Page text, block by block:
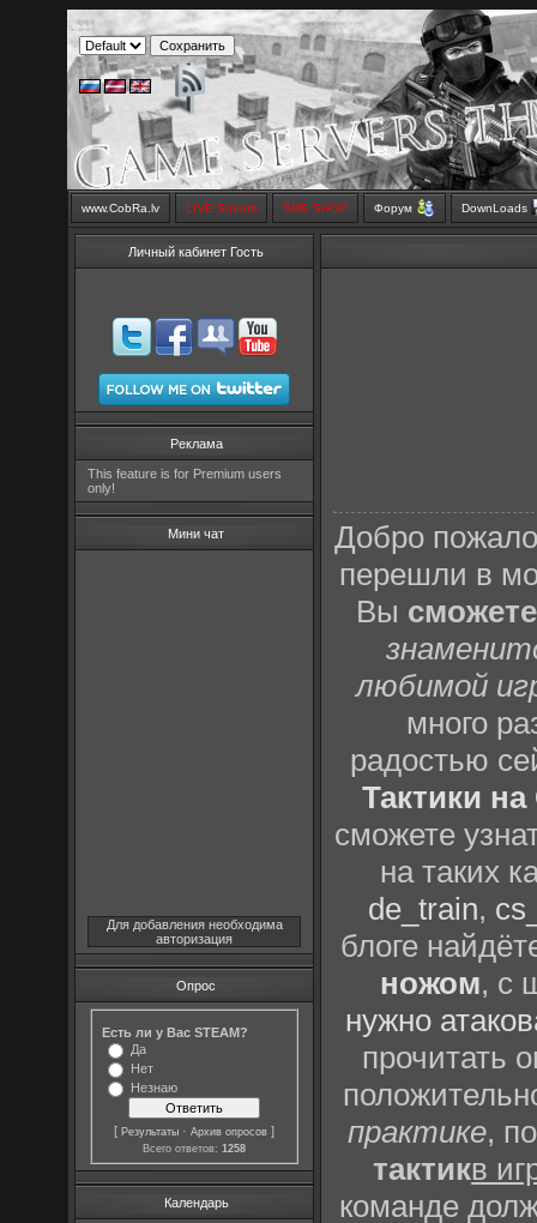
www.CobRa.lv LIVE Stream SMS SHOP Форум DownLoads
Личный кабинет Гость
Реклама
This feature is for Premium users
only!
Мини чат
Для добавления необходима
авторизация
Опрос
Есть ли у Вас STEAM?
Да
Нет
Незнаю
[Результаты ·Архив опросов ]
Всего ответов:1258
Календарь
Добро
перешли в
Вы
любимой
много
радостью
Тактики
сможете
на таких
de_train,
блоге
ножом, с
нужно
прочитать
практике,
тактикв
команде